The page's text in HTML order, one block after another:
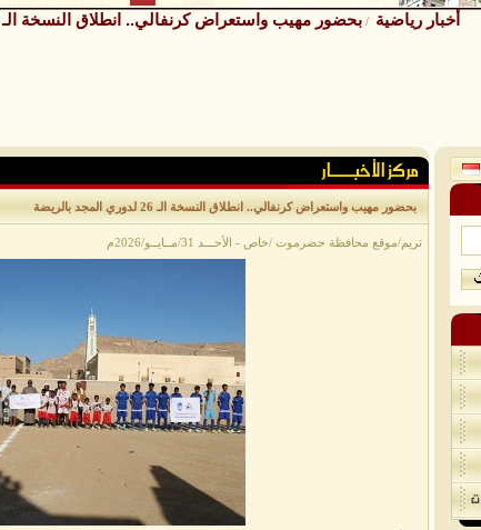
أخبار رياضية / بحضور مهيب واستعراض كرنفالي.. انطلاق النسخة الـ 26 لدوري المجد بالريضة
بحضور مهيب واستعراض كرنفالي.. انطلاق النسخة الـ 26 لدوري المجد بالريضة
تريم/موقع محافظة حضرموت /خاص - الأحـــد 31/مــايــو/2026م